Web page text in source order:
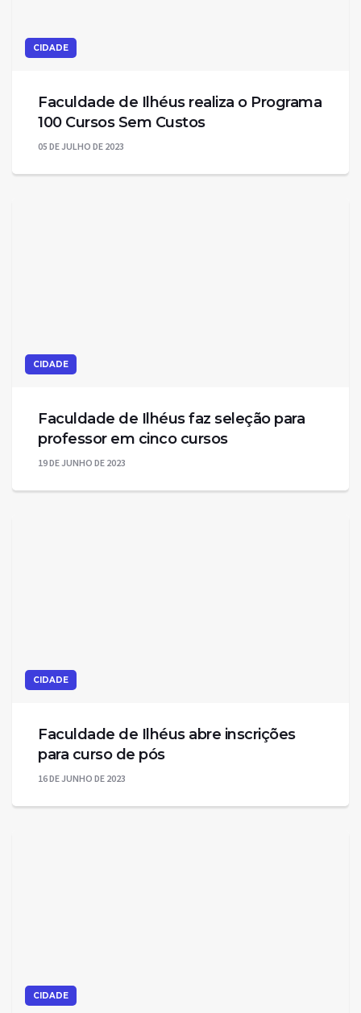
CIDADE
Faculdade de Ilhéus realiza o Programa
100 Cursos Sem Custos
05 DE JULHO DE 2023
CIDADE
Faculdade de Ilhéus faz seleção para
professor em cinco cursos
19 DE JUNHO DE 2023
CIDADE
Faculdade de Ilhéus abre inscrições
para curso de pós
16 DE JUNHO DE 2023
CIDADE